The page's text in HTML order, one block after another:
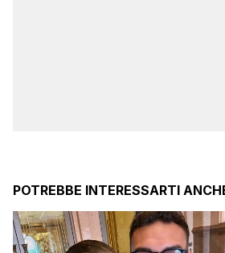
POTREBBE INTERESSARTI